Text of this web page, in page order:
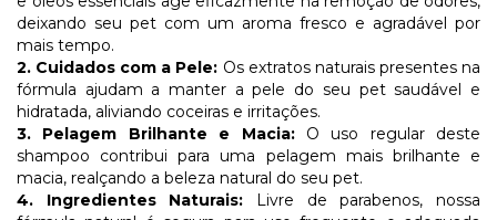
deixando seu pet com um aroma fresco e agradável por
mais tempo.
2. Cuidados com a Pele: Os extratos naturais presentes na
fórmula ajudam a manter a pele do seu pet saudável e
hidratada, aliviando coceiras e irritações.
3. Pelagem Brilhante e Macia: O uso regular deste
shampoo contribui para uma pelagem mais brilhante e
macia, realçando a beleza natural do seu pet.
4. Ingredientes Naturais: Livre de parabenos, nossa